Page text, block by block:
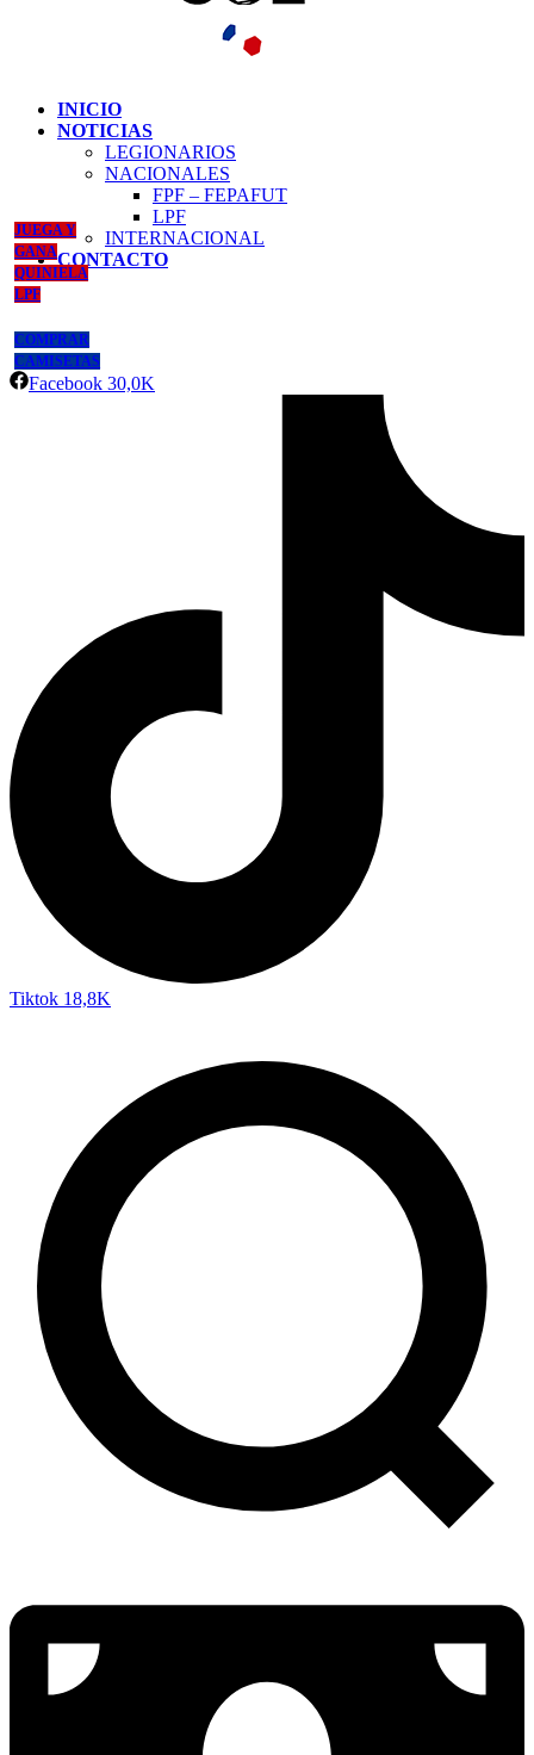
INICIO
NOTICIAS
LEGIONARIOS
NACIONALES
FPF – FEPAFUT
LPF
INTERNACIONAL
CONTACTO
JUEGA Y
GANA
QUINIELA
LPF
COMPRAR
CAMISETAS
Facebook 30,0K
Tiktok 18,8K